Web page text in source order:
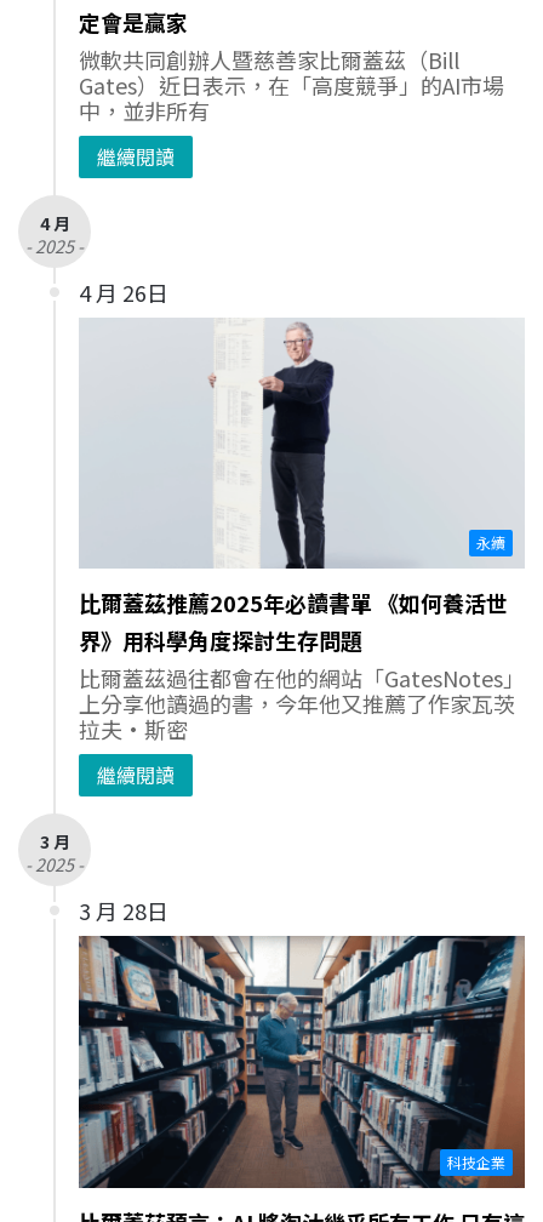
定會是贏家
微軟共同創辦人暨慈善家比爾蓋茲（Bill
Gates）近日表示，在「高度競爭」的AI市場
中，並非所有
繼續閱讀
4 月
- 2025 -
4 月 26日
永續
比爾蓋茲推薦2025年必讀書單 《如何養活世
界》用科學角度探討生存問題
比爾蓋茲過往都會在他的網站「GatesNotes」
上分享他讀過的書，今年他又推薦了作家瓦茨
拉夫·斯密
繼續閱讀
3 月
- 2025 -
3 月 28日
科技企業